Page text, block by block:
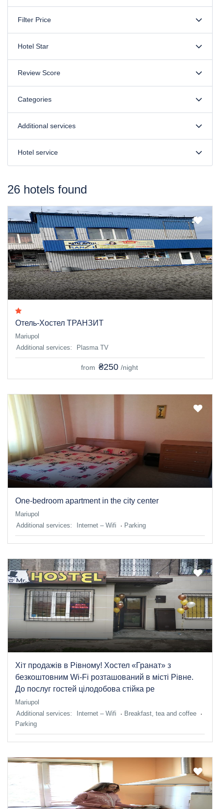
Filter Price
Hotel Star
Review Score
Categories
Additional services
Hotel service
26 hotels found
Отель-Хостел ТРАНЗИТ
Additional services: Plasma TV
Mariupol
from ₴250 /night
One-bedroom apartment in the city center
Additional services: Internet – Wifi Parking
Mariupol
Хіт продажів в Рівному! Хостел «Гранат» з
безкоштовним Wi-Fi розташований в місті Рівне.
До послуг гостей цілодобова стійка ре
Additional services: Internet – Wifi
Breakfast, tea and coffee
Parking
Mariupol